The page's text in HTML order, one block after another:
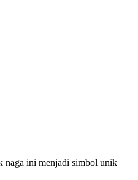
naga ini menjadi simbol unik